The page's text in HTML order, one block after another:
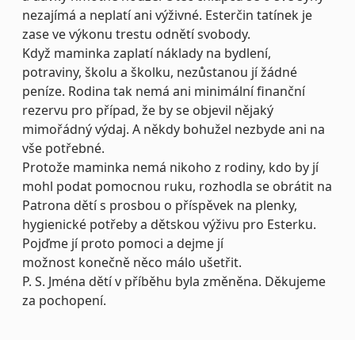
nezajímá a neplatí ani výživné. Esterčin tatínek je
zase ve výkonu trestu odnětí svobody.
Když maminka zaplatí náklady na bydlení,
potraviny, školu a školku, nezůstanou jí žádné
peníze. Rodina tak nemá ani minimální finanční
rezervu pro případ, že by se objevil nějaký
mimořádný výdaj. A někdy bohužel nezbyde ani na
vše potřebné.
Protože maminka nemá nikoho z rodiny, kdo by jí
mohl podat pomocnou ruku, rozhodla se obrátit na
Patrona dětí s prosbou o příspěvek na plenky,
hygienické potřeby a dětskou výživu pro Esterku.
Pojďme jí proto pomoci a dejme jí
možnost konečně něco málo ušetřit.
P. S. Jména dětí v příběhu byla změněna. Děkujeme
za pochopení.